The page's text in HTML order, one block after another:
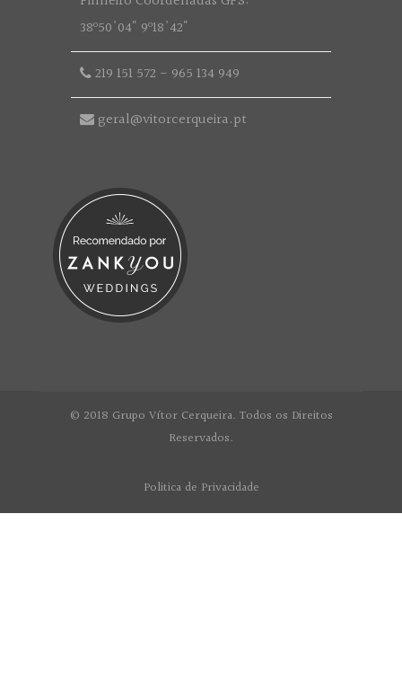
38º50'04" 9º18'42"
219 151 572 - 965 134 949
geral@vitorcerqueira.pt
© 2018 Grupo Vítor Cerqueira. Todos os Direitos
Reservados.
Politica de Privacidade